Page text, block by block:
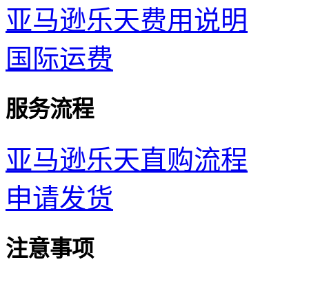
亚马逊乐天费用说明
国际运费
服务流程
亚马逊乐天直购流程
申请发货
注意事项